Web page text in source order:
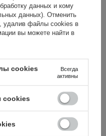
ДОБАВИТЬ В КОРЗИНУ
данных и кому
данных). Отменить
удалив файлы cookies в
вы можете найти в
cookies
Всегда
активны
cookies